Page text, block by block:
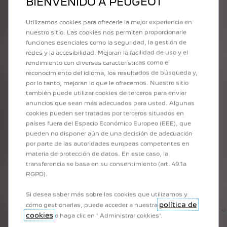
VER NEW 208
GESTIONAR MI PEUGEOT
ELÉCTRICO
¿Cómo cargo mi vehículo eléctrico?
(PÚBLICO)
¿Cómo lidiar con la autonomía de mi batería?
Utilizamos cookies para ofrecerle la mejor experiencia en
nuestro sitio. Las cookies nos permiten proporcionarle
funciones esenciales como la seguridad, la gestión de
redes y la accesibilidad. Mejoran la facilidad de uso y el
rendimiento con diversas características como el
reconocimiento del idioma, los resultados de búsqueda y,
por lo tanto, mejoran lo que le ofrecemos. Nuestro sitio
también puede utilizar cookies de terceros para enviar
anuncios que sean más adecuados para usted. Algunas
cookies pueden ser tratadas por terceros situados en
países fuera del Espacio Económico Europeo (EEE), que
pueden no disponer aún de una decisión de adecuación
por parte de las autoridades europeas competentes en
materia de protección de datos. En este caso, la
transferencia se basa en su consentimiento (art. 49.1a
RGPD).
Si desea saber más sobre las cookies que utilizamos y
cómo gestionarlas, puede acceder a nuestra política de
cookies o haga clic en ' Administrar cokkies'.